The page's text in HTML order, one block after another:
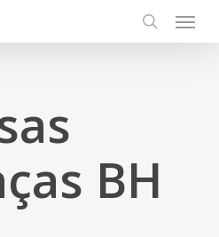
search
Menu
BH